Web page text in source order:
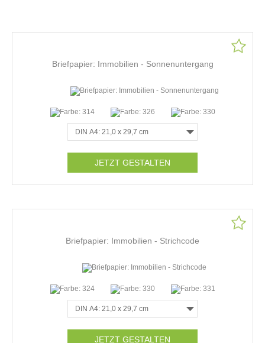
Briefpapier: Immobilien - Sonnenuntergang
JETZT GESTALTEN
Briefpapier: Immobilien - Strichcode
JETZT GESTALTEN